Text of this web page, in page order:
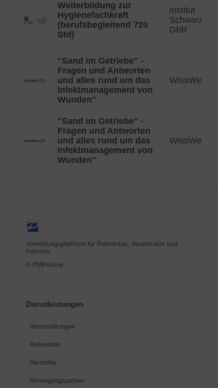
Weiterbildung zur
Hygienefachkraft
(berufsbegleitend 720
Std)
Institut
GbR
"Sand im Getriebe" -
Fragen und Antworten
und alles rund um das
Infektmanagement von
Wunden"
WissWerk
"Sand im Getriebe" -
Fragen und Antworten
und alles rund um das
Infektmanagement von
Wunden"
WissWerk
Vermittlungsplattform für Referenten, Veranstalter und
Industrie
© PMPonline
Dienstleistungen
Veranstaltungen
Referenten
Hersteller
Versorgungspartner